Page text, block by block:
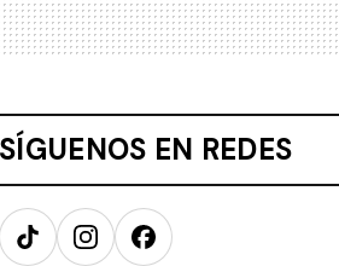
SÍGUENOS EN REDES
TikTokInstagramFacebook